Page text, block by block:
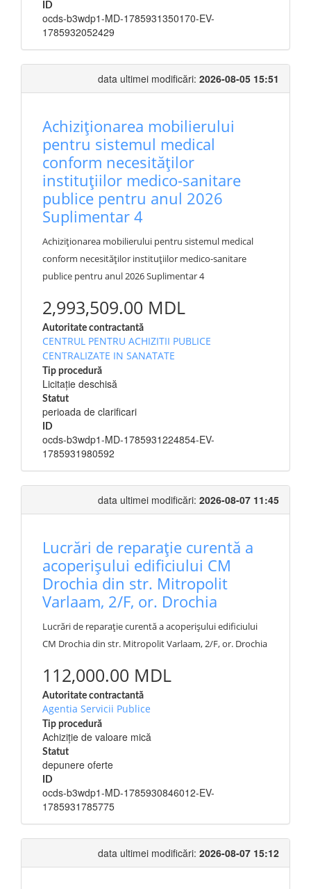
ID
ocds-b3wdp1-MD-1785931350170-EV-
1785932052429
data ultimei modificări: 2026-08-05 15:51
Achiziționarea mobilierului
pentru sistemul medical
conform necesităților
instituțiilor medico-sanitare
publice pentru anul 2026
Suplimentar 4
Achiziționarea mobilierului pentru sistemul medical
conform necesităților instituțiilor medico-sanitare
publice pentru anul 2026 Suplimentar 4
2,993,509.00 MDL
Autoritate contractantă
CENTRUL PENTRU ACHIZITII PUBLICE
CENTRALIZATE IN SANATATE
Tip procedură
Licitație deschisă
Statut
perioada de clarificari
ID
ocds-b3wdp1-MD-1785931224854-EV-
1785931980592
data ultimei modificări: 2026-08-07 11:45
Lucrări de reparație curentă a
acoperișului edificiului CM
Drochia din str. Mitropolit
Varlaam, 2/F, or. Drochia
Lucrări de reparație curentă a acoperișului edificiului
CM Drochia din str. Mitropolit Varlaam, 2/F, or. Drochia
112,000.00 MDL
Autoritate contractantă
Agentia Servicii Publice
Tip procedură
Achiziție de valoare mică
Statut
depunere oferte
ID
ocds-b3wdp1-MD-1785930846012-EV-
1785931785775
data ultimei modificări: 2026-08-07 15:12